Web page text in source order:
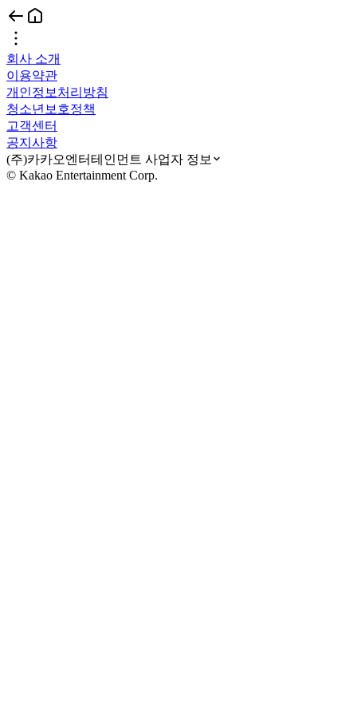
회사 소개
이용약관
개인정보처리방침
청소년보호정책
고객센터
공지사항
(주)카카오엔터테인먼트 사업자 정보
© Kakao Entertainment Corp.